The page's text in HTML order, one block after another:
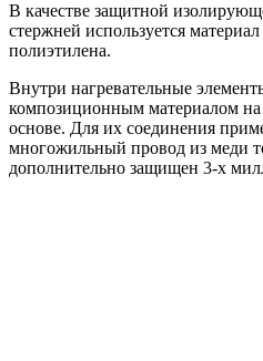
В качестве защитной
стержней используется
полиэтилена.
Внутри нагревательные
композиционным материалом
основе. Для их соединения
многожильный провод из меди
дополнительно защищен 3-х